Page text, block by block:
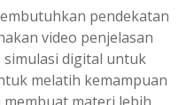
pendekatan
video penjelasan
digital untuk
melatih kemampuan